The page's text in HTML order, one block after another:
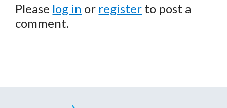
Please log in or register to post a
comment.